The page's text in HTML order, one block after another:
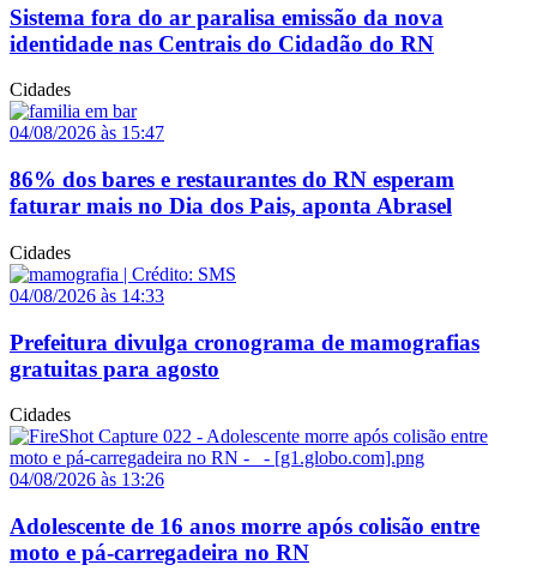
Sistema fora do ar paralisa emissão da nova
identidade nas Centrais do Cidadão do RN
Cidades
04/08/2026 às 15:47
86% dos bares e restaurantes do RN esperam
faturar mais no Dia dos Pais, aponta Abrasel
Cidades
04/08/2026 às 14:33
Prefeitura divulga cronograma de mamografias
gratuitas para agosto
Cidades
04/08/2026 às 13:26
Adolescente de 16 anos morre após colisão entre
moto e pá-carregadeira no RN